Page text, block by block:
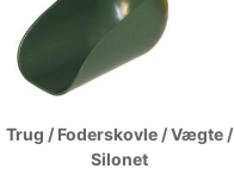
Trug / Foderskovle / Vægte /
Silonet